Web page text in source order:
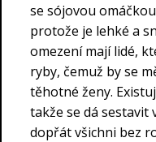
se sójovou
protože je lehké a
omezení mají lidé,
ryby, čemuž by se
těhotné ženy.
takže se dá sestavit
dopřát všichni bez